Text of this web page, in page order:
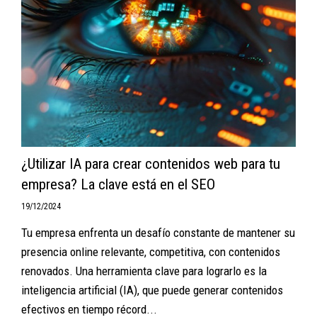
¿Utilizar IA para crear contenidos web para tu
empresa? La clave está en el SEO
19/12/2024
Tu empresa enfrenta un desafío constante de mantener su
presencia online relevante, competitiva, con contenidos
renovados. Una herramienta clave para lograrlo es la
inteligencia artificial (IA), que puede generar contenidos
efectivos en tiempo récord...